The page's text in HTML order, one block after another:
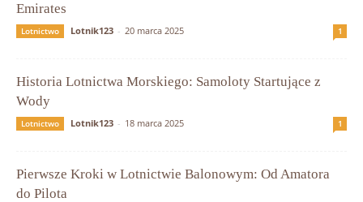
Emirates
Lotnictwo Lotnik123 - 20 marca 2025 1
Historia Lotnictwa Morskiego: Samoloty Startujące z
Wody
Lotnictwo Lotnik123 - 18 marca 2025 1
Pierwsze Kroki w Lotnictwie Balonowym: Od Amatora
do Pilota